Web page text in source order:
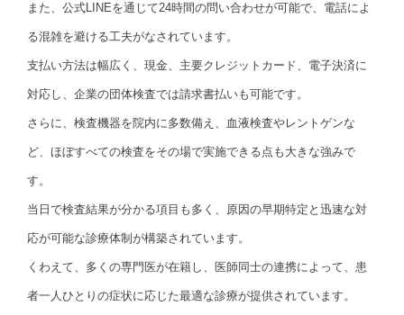
また、公式LINEを通じて24時間の問い合わせが可能で、電話によ
る混雑を避ける工夫がなされています。
支払い方法は幅広く、現金、主要クレジットカード、電子決済に
対応し、企業の団体検査では請求書払いも可能です。
さらに、検査機器を院内に多数備え、血液検査やレントゲンな
ど、ほぼすべての検査をその場で実施できる点も大きな強みで
す。
当日で検査結果が分かる項目も多く、原因の早期特定と迅速な対
応が可能な診療体制が構築されています。
くわえて、多くの専門医が在籍し、医師同士の連携によって、患
者一人ひとりの症状に応じた最適な診療が提供されています。